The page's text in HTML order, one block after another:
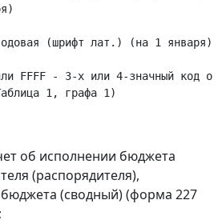
(шрифт лат.) (на 1 января).
- 3-х или 4-значный код
об исполнении бюджета
(распорядителя),
бюджета (сводный) (форма 227